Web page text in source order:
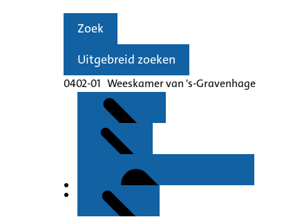
Zoek
Uitgebreid zoeken
0402-01 Weeskamer van 's-Gravenhage
Kenmerken
Inleiding